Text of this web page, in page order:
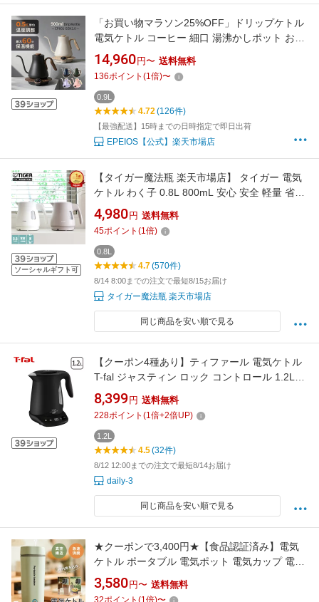
「お買い物マラソン25%OFF」ドリップケトル
電気ケトル コーヒー 細口 湯沸かしポット おし
ゃれ急速沸騰・0.5℃単位温度調節 快適な使い
心地を追求 正確な湯量調整 900ml 0.9L 注ぎや
すい 保温 お茶 紅茶 白湯 粉ミルク
14,960 円〜 送料無料
136ポイント (1倍)〜
0.9L
4.72(126件)
【最強配送】15時までの日時指定で即日出荷
EPEIOS【公式】楽天市場店
ソーシャルギフト可
【タイガー魔法瓶 楽天市場店】 タイガー 電気
ケトル わく子 0.8L 800mL 安心 安全 軽量 省ス
チーム PCM-N080 おしゃれ ケトル ポット マッ
ト ホワイト ブロンド ベージュ
4,980 円 送料無料
45ポイント (1倍)
0.8L
4.7(570件)
8/14 8:00までの注文で最短8/15お届け
タイガー魔法瓶 楽天市場店
同じ商品を安い順で見る
【クーポン4種あり】ティファール 電気ケトル
T-fal ジャスティン ロック コントロール 1.2L
KO823AJP KO823NJP
8,399 円 送料無料
228ポイント (1倍+2倍UP)
1.2L
4.5(32件)
8/12 12:00までの注文で最短8/14お届け
daily-3
同じ商品を安い順で見る
★クーポンで3,400円★【食品認証済み】電気
ケトル ポータブル 電気ポット 電気カップ 電気
ケトル おしゃれ 500ML 軽量 ミニ電気ボトル
魔法瓶ポット ポータブル オフィス 旅行 ワンプ
3,580 円〜 送料無料